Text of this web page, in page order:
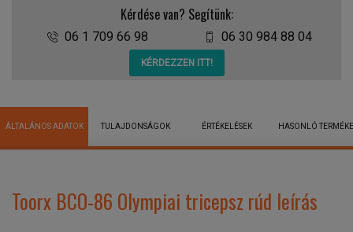
Kérdése van? Segítünk:
06 1 709 66 98 06 30 984 88 04
KÉRDEZZEN ITT!
ÁLTALÁNOS ADATOK TULAJDONSÁGOK ÉRTÉKELÉSEK HASONLÓ
Toorx BCO-86 Olympiai tricepsz rúd leírás